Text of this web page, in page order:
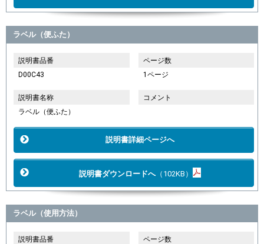
ラベル（便ふた）
説明書品番
D00C43
ページ数
1ページ
説明書名称
ラベル（便ふた）
コメント
説明書詳細ページへ
説明書ダウンロードへ（102KB）
ラベル（使用方法）
説明書品番
ページ数